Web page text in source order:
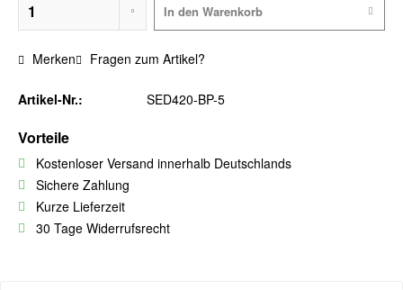
In den Warenkorb
Merken Fragen zum Artikel?
Artikel-Nr.: SED420-BP-5
Vorteile
Kostenloser Versand innerhalb Deutschlands
Sichere Zahlung
Kurze Lieferzeit
30 Tage Widerrufsrecht